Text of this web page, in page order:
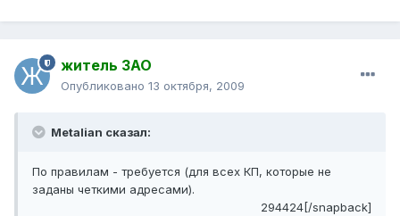
житель ЗАО
Опубликовано 13 октября, 2009
Metalian сказал:
По правилам - требуется (для всех КП, которые не
заданы четкими адресами).
294424[/snapback]